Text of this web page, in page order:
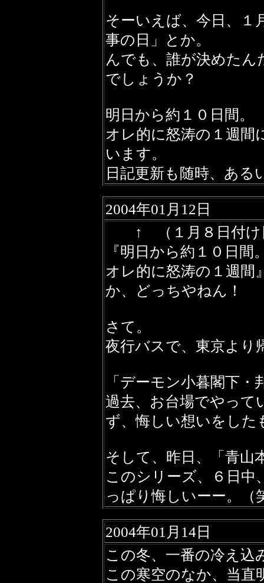
そーいえば、今日、１
事の日」とか。
んでも、誰が決めた
でしょうか？
明日から約１０日間。
オレ的に怒涛の１週間
います。
日記更新も随時、あ
2004年01月12日
↑ （１月８日付け
『明日から約１０日間
オレ的に怒涛の１週間
か、どっちやねん！
さて。
夜行バスで、東京より
「デーモン小暮閣下・
過去、お台場でやって
ず、悔しい想いをした
そして、昨日、「青山
このシリーズ、６日中
っぱり悔しいーー。（
2004年01月14日
この冬、一番の冷え込
この寒空のなか、当直